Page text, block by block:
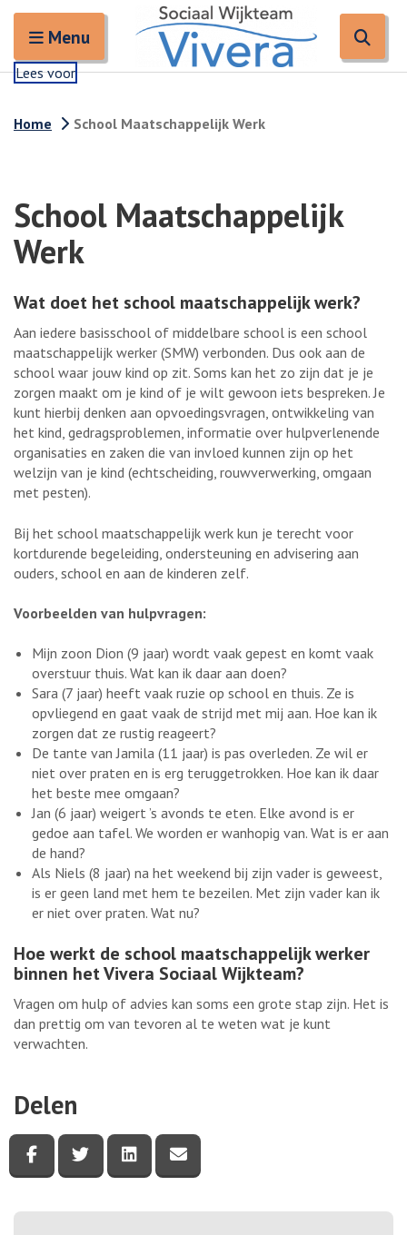
Open en sluit het
Menu
Lees voor
Home School Maatschappelijk Werk
School Maatschappelijk
Werk
Wat doet het school maatschappelijk werk?
Aan iedere basisschool of middelbare school is een school
maatschappelijk werker (SMW) verbonden. Dus ook aan de
school waar jouw kind op zit. Soms kan het zo zijn dat je je
zorgen maakt om je kind of je wilt gewoon iets bespreken. Je
kunt hierbij denken aan opvoedingsvragen, ontwikkeling van
het kind, gedragsproblemen, informatie over hulpverlenende
organisaties en zaken die van invloed kunnen zijn op het
welzijn van je kind (echtscheiding, rouwverwerking, omgaan
met pesten).
Bij het school maatschappelijk werk kun je terecht voor
kortdurende begeleiding, ondersteuning en advisering aan
ouders, school en aan de kinderen zelf.
Voorbeelden van hulpvragen:
Mijn zoon Dion (9 jaar) wordt vaak gepest en komt vaak
overstuur thuis. Wat kan ik daar aan doen?
Sara (7 jaar) heeft vaak ruzie op school en thuis. Ze is
opvliegend en gaat vaak de strijd met mij aan. Hoe kan ik
zorgen dat ze rustig reageert?
De tante van Jamila (11 jaar) is pas overleden. Ze wil er
niet over praten en is erg teruggetrokken. Hoe kan ik daar
het beste mee omgaan?
Jan (6 jaar) weigert ’s avonds te eten. Elke avond is er
gedoe aan tafel. We worden er wanhopig van. Wat is er aan
de hand?
Als Niels (8 jaar) na het weekend bij zijn vader is geweest,
is er geen land met hem te bezeilen. Met zijn vader kan ik
er niet over praten. Wat nu?
Hoe werkt de school maatschappelijk werker
binnen het Vivera Sociaal Wijkteam?
Vragen om hulp of advies kan soms een grote stap zijn. Het is
dan prettig om van tevoren al te weten wat je kunt
verwachten.
Delen
Deel deze pagina via Facebook
Deel deze pagina via Twitter
Deel deze pagina via LinkedIn